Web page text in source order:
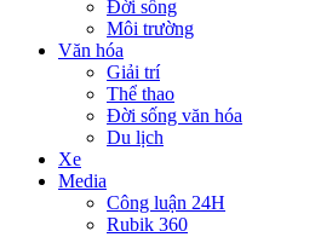
Đời sống
Môi trường
Văn hóa
Giải trí
Thể thao
Đời sống văn hóa
Du lịch
Xe
Media
Công luận 24H
Rubik 360